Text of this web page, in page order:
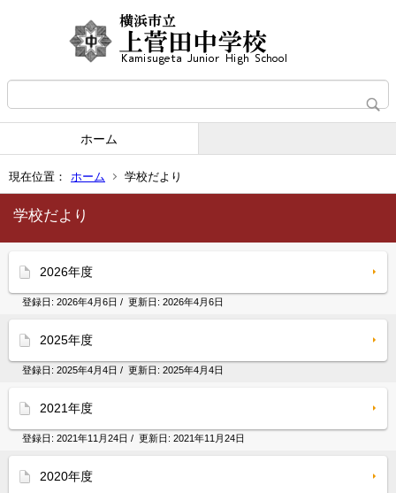
ホーム
現在位置： ホーム 学校だより
学校だより
2026年度
登録日: 2026年4月6日 / 更新日: 2026年4月6日
2025年度
登録日: 2025年4月4日 / 更新日: 2025年4月4日
2021年度
登録日: 2021年11月24日 / 更新日: 2021年11月24日
2020年度